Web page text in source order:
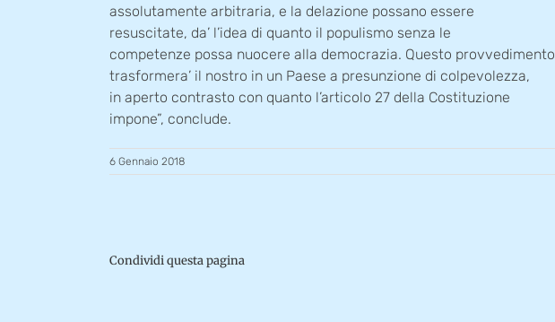
assolutamente arbitraria, e la delazione possano essere
resuscitate, da’ l’idea di quanto il populismo senza le
competenze possa nuocere alla democrazia. Questo provvedimento
trasformera’ il nostro in un Paese a presunzione di colpevolezza,
in aperto contrasto con quanto l’articolo 27 della Costituzione
impone”, conclude.
6 Gennaio 2018
Condividi questa pagina